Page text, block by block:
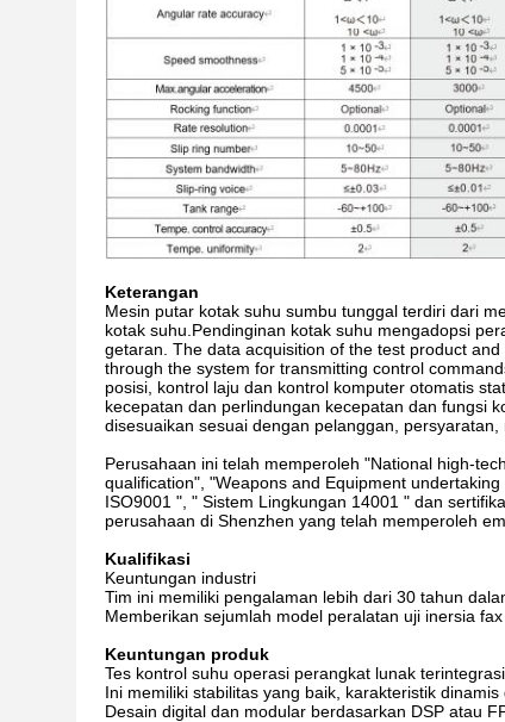
Keterangan
Mesin putar kotak suhu sumbu tunggal terdiri dari
kotak suhu.Pendinginan kotak suhu mengadopsi
getaran. The data acquisition of the test product
through the system for transmitting control
posisi, kontrol laju dan kontrol komputer otomatis
kecepatan dan perlindungan kecepatan dan fungsi
disesuaikan sesuai dengan pelanggan,
Perusahaan ini telah memperoleh "National high-
qualification", "Weapons and Equipment
ISO9001 ", " Sistem Lingkungan 14001 " dan
perusahaan di Shenzhen yang telah memperoleh
Kualifikasi
Keuntungan industri
Tim ini memiliki pengalaman lebih dari 30 tahun
Memberikan sejumlah model peralatan uji inersia
Keuntungan produk
Tes kontrol suhu operasi perangkat lunak
Ini memiliki stabilitas yang baik, karakteristik dinamis
Desain digital dan modular berdasarkan DSP atau